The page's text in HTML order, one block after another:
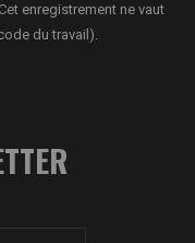
enregistrement ne vaut
du travail).